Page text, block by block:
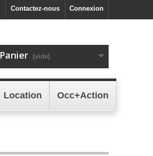
Connexion
Contactez-nous
Panier (vide)
Location Occ+Action